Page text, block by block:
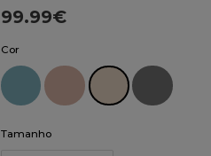
99.99€
Cor
Tamanho